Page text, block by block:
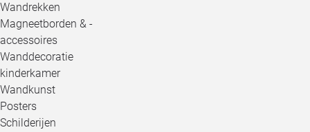
Wandrekken
Magneetborden & -
accessoires
Wanddecoratie
kinderkamer
Wandkunst
Posters
Schilderijen